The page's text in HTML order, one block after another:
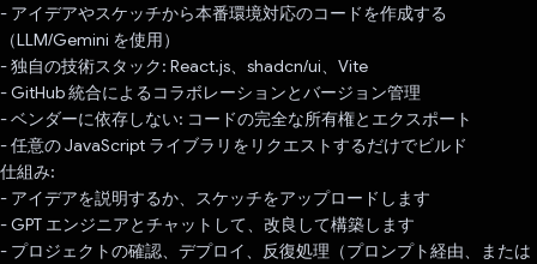
- アイデアやスケッチから本番環境対応のコードを作成する
（LLM/Gemini を使用）
- 独自の技術スタック: React.js、shadcn/ui、Vite
- GitHub 統合によるコラボレーションとバージョン管理
- ベンダーに依存しない: コードの完全な所有権とエクスポート
- 任意の JavaScript ライブラリをリクエストするだけでビルド
仕組み:
- アイデアを説明するか、スケッチをアップロードします
- GPT エンジニアとチャットして、改良して構築します
- プロジェクトの確認、デプロイ、反復処理（プロンプト経由、または